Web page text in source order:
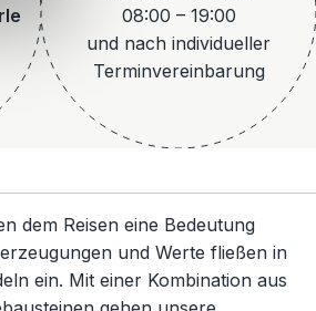
08:00 – 19:00
und nach individueller
Terminvereinbarung
dem Reisen eine Bedeutung
und Werte fließen in
ein. Mit einer Kombination aus